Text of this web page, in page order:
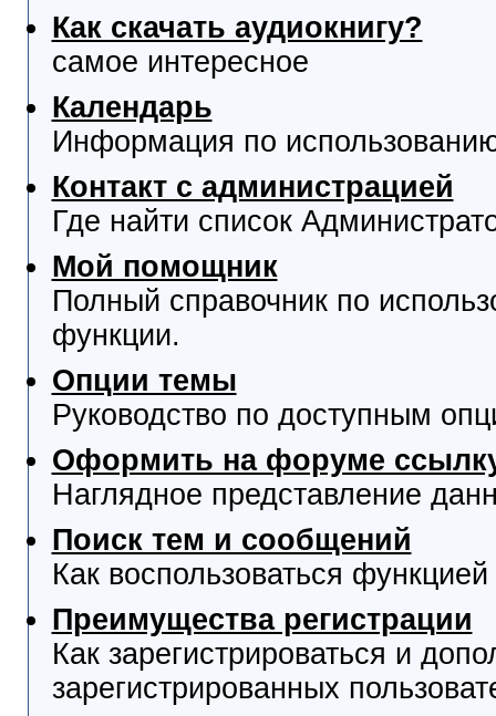
Как скачать аудиокнигу?
самое интересное
Календарь
Информация по
Контакт с администрацией
Где найти список
Мой помощник
Полный справочник по
функции.
Опции темы
Руководство по доступным
Оформить на форуме ссылку
Наглядное представление
Поиск тем и сообщений
Как воспользоваться
Преимущества регистрации
Как зарегистрироваться и
зарегистрированных